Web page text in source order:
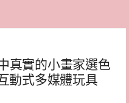
真實的小畫家選色
動式多媒體玩具